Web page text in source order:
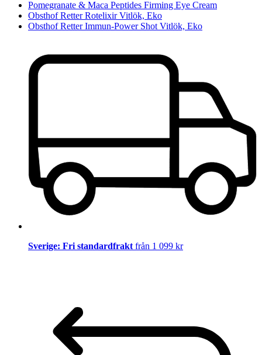
Pomegranate & Maca Peptides Firming Eye Cream
Obsthof Retter Rotelixir Vitlök, Eko
Obsthof Retter Immun-Power Shot Vitlök, Eko
Sverige: Fri standardfrakt från 1 099 kr